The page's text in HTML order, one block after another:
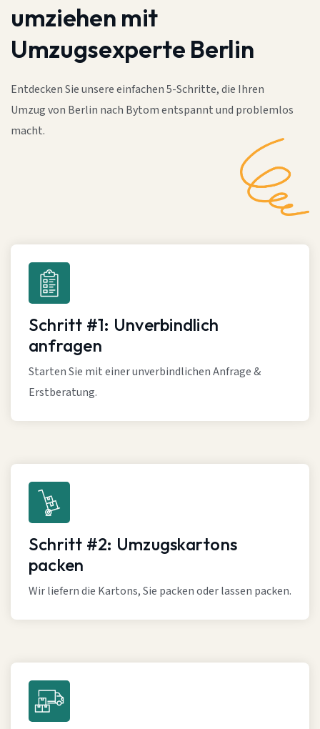
umziehen mit
Umzugsexperte Berlin
Entdecken Sie unsere einfachen 5-Schritte, die Ihren
Umzug von Berlin nach Bytom entspannt und problemlos
macht.
Schritt #1: Unverbindlich
anfragen
Starten Sie mit einer unverbindlichen Anfrage &
Erstberatung.
Schritt #2: Umzugskartons
packen
Wir liefern die Kartons, Sie packen oder lassen packen.